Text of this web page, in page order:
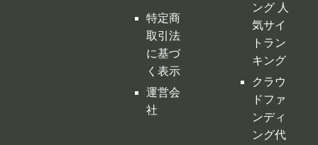
特定商
取引法
に基づ
く表示
運営会
社
ング 人
気サイ
トラン
キング
クラウ
ドファ
ンディ
ング代